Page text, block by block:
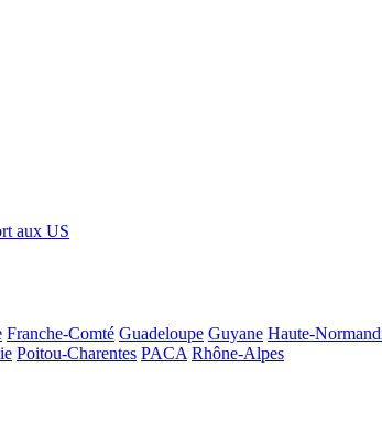
aux US
Franche-Comté Guadeloupe Guyane Haute-
Poitou-Charentes PACA Rhône-Alpes